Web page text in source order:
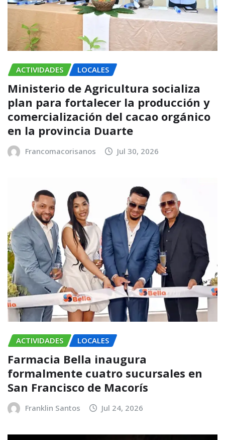
ACTIVIDADES LOCALES
Ministerio de Agricultura socializa
plan para fortalecer la producción y
comercialización del cacao orgánico
en la provincia Duarte
Francomacorisanos Jul 30, 2026
ACTIVIDADES LOCALES
Farmacia Bella inaugura
formalmente cuatro sucursales en
San Francisco de Macorís
Franklin Santos Jul 24, 2026